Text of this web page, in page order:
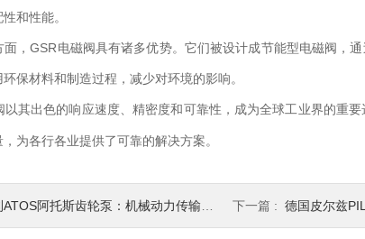
和性能。
GSR电磁阀具有诸多优势。它们被设计成节能型电磁阀，通
保材料和制造过程，减少对环境的影响。
以其出色的响应速度、精密度和可靠性，成为全球工业界的重
为各行各业提供了可靠的解决方案。
阿托斯齿轮泵：机械动力传输的核心元件 下一篇 : 德国皮尔兹PILZ固